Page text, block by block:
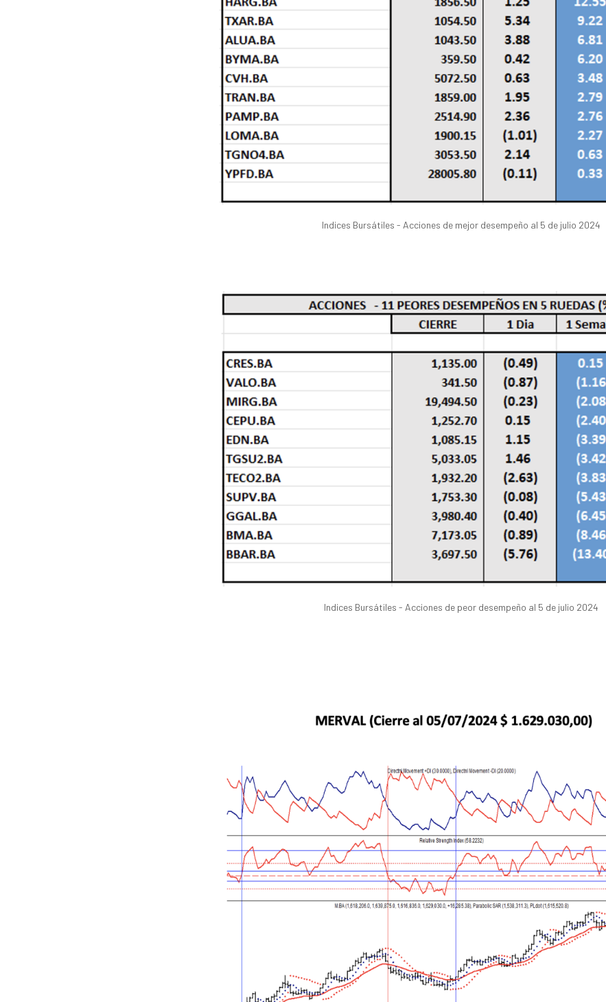
Indices Bursátiles - Acciones de mejor desempeño al 5 de julio 2024
Indices Bursátiles - Acciones de peor desempeño al 5 de julio 2024